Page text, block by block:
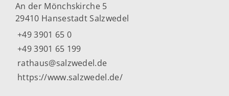
An der Mönchskirche 5
29410 Hansestadt Salzwedel
+49 3901 65 0
+49 3901 65 199
rathaus@salzwedel.de
https://www.salzwedel.de/